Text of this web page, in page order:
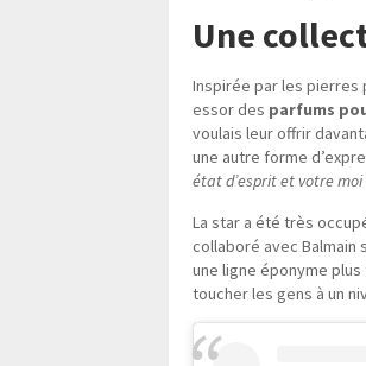
Une
Inspirée par les
essor des parfums
voulais leur offrir
une autre forme
état d’esprit et votre
La star a été très
collaboré avec Balmain
une ligne éponyme
toucher les gens à un